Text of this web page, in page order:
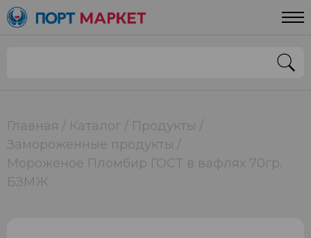
Главная Каталог
Продукты
Замороженные продукты
Мороженое Пломбир ГОСТ в вафлях 70гр.
БЗМЖ